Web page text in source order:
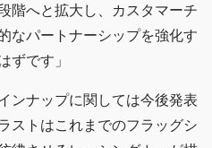
階へと拡大し、カスタマーチ
なパートナーシップを強化す
ずです」
ンナップに関しては今後発表
ストはこれまでのフラッグシ